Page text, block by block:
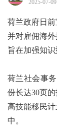
2025-07-09
荷兰政府日
并对雇佣海
旨在加强知
荷兰社会事
份长达30页
高技能移民
中。